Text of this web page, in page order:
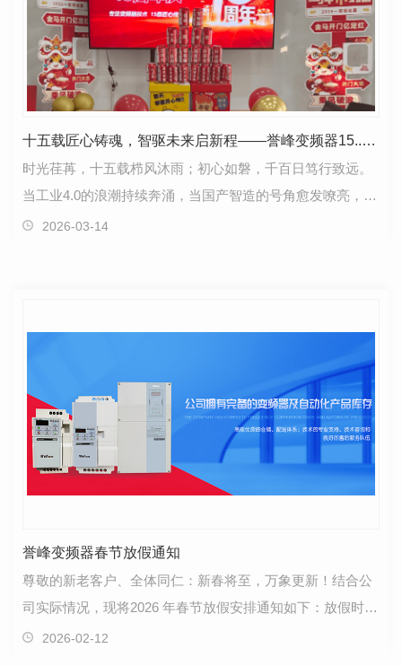
十五载匠心铸魂，智驱未来启新程——誉峰变频器15..典致敬每一份同行与坚守
时光荏苒，十五载栉风沐雨；初心如磐，千百日笃行致远。
当工业4.0的浪潮持续奔涌，当国产智造的号角愈发嘹亮，誉
峰变频器迎来了十五周岁的辉煌庆典。从2011年扎根…
2026-03-14
誉峰变频器春节放假通知
尊敬的新老客户、全体同仁：新春将至，万象更新！结合公
司实际情况，现将2026 年春节放假安排通知如下：放假时
间：2026 年 2 月 12 日 —2 月 23 日复工时间：202…
2026-02-12